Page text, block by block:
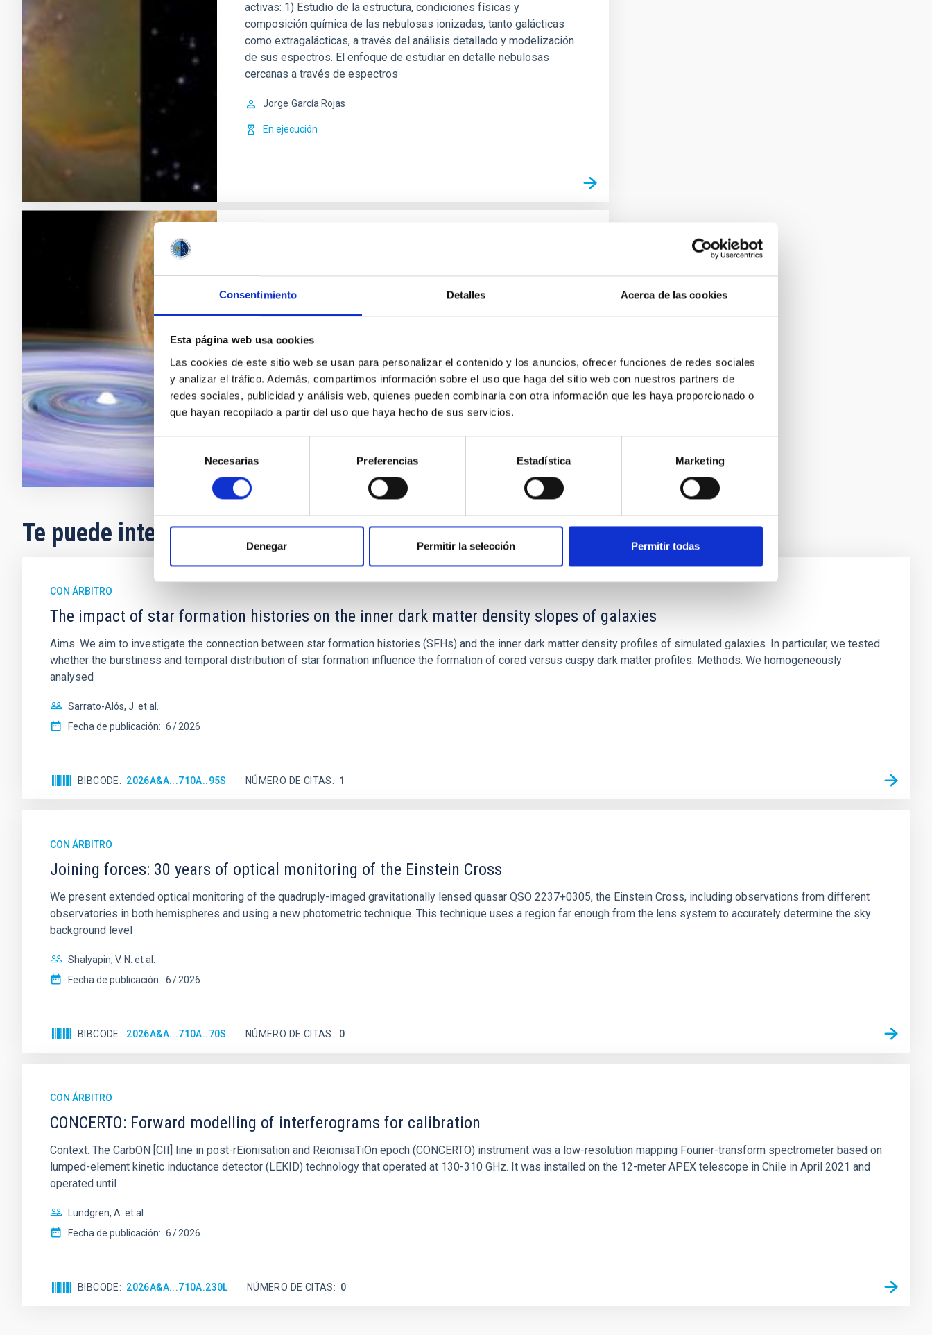
Consentimiento Detalles Acerca de las cookies
Esta página web usa cookies
Las cookies de este sitio web se usan para personalizar el contenido y los anuncios, ofrecer funciones de redes sociales
y analizar el tráfico. Además, compartimos información sobre el uso que haga del sitio web con nuestros partners de
redes sociales, publicidad y análisis web, quienes pueden combinarla con otra información que les haya proporcionado o
que hayan recopilado a partir del uso que haya hecho de sus servicios.
consentimiento
Necesarias Preferencias Estadística Marketing
Denegar Permitir la selección Permitir todas
activas: 1) Estudio de la estructura, condiciones físicas y
composición química de las nebulosas ionizadas, tanto galácticas
como extragalácticas, a través del análisis detallado y modelización
de sus espectros. El enfoque de estudiar en detalle nebulosas
cercanas a través de espectros
Jorge García Rojas
En ejecución
El estudio de las estrellas binarias es una parte esencial de la
astrofísica estelar. Una gran parte de las estrellas de nuestra Galaxia
importante desde el punto de vista estelar y galáctico. Un aspecto en
el que
Rodríguez Gil
En ejecución
Te puede interesar
CON ÁRBITRO
The impact of star formation histories on the inner dark matter density slopes of galaxies
Aims. We aim to investigate the connection between star formation histories (SFHs) and the inner dark matter density profiles of simulated galaxies. In particular, we tested
whether the burstiness and temporal distribution of star formation influence the formation of cored versus cuspy dark matter profiles. Methods. We homogeneously
analysed
Sarrato-Alós, J. et al.
Fecha de publicación: 6 2026
BIBCODE 2026A&A...710A..95S NÚMERO DE CITAS 1
CON ÁRBITRO
Joining forces: 30 years of optical monitoring of the Einstein Cross
We present extended optical monitoring of the quadruply-imaged gravitationally lensed quasar QSO 2237+0305, the Einstein Cross, including observations from different
observatories in both hemispheres and using a new photometric technique. This technique uses a region far enough from the lens system to accurately determine the sky
background level
Shalyapin, V. N. et al.
Fecha de publicación: 6 2026
BIBCODE 2026A&A...710A..70S NÚMERO DE CITAS 0
CON ÁRBITRO
CONCERTO: Forward modelling of interferograms for calibration
Context. The CarbON [CII] line in post-rEionisation and ReionisaTiOn epoch (CONCERTO) instrument was a low-resolution mapping Fourier-transform spectrometer based on
lumped-element kinetic inductance detector (LEKID) technology that operated at 130-310 GHz. It was installed on the 12-meter APEX telescope in Chile in April 2021 and
operated until
Lundgren, A. et al.
Fecha de publicación: 6 2026
BIBCODE 2026A&A...710A.230L NÚMERO DE CITAS 0